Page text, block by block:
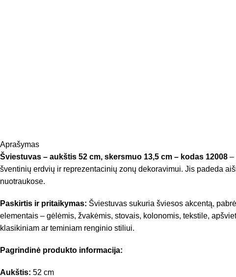
Aprašymas
Šviestuvas – aukštis 52 cm, skersmuo 13,5 cm – kodas 12008 –
šventinių erdvių ir reprezentacinių zonų dekoravimui. Jis padeda
nuotraukose.
Paskirtis ir pritaikymas: Šviestuvas sukuria šviesos akcentą,
elementais – gėlėmis, žvakėmis, stovais, kolonomis, tekstile,
klasikiniam ar teminiam renginio stiliui.
Pagrindinė produkto informacija:
Aukštis: 52 cm